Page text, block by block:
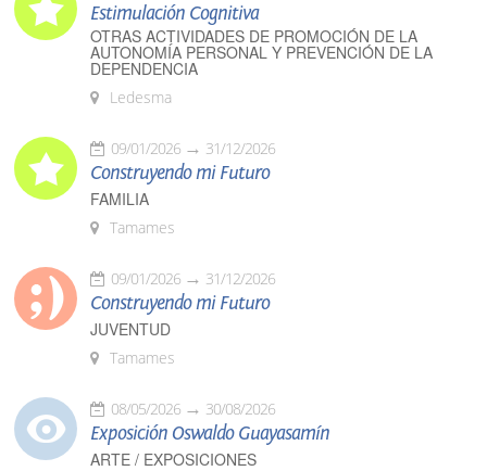
Estimulación Cognitiva
OTRAS ACTIVIDADES DE PROMOCIÓN DE LA
AUTONOMÍA PERSONAL Y PREVENCIÓN DE LA
DEPENDENCIA
Ledesma
09/01/2026 31/12/2026
Construyendo mi Futuro
FAMILIA
Tamames
09/01/2026 31/12/2026
Construyendo mi Futuro
JUVENTUD
Tamames
08/05/2026 30/08/2026
Exposición Oswaldo Guayasamín
ARTE / EXPOSICIONES